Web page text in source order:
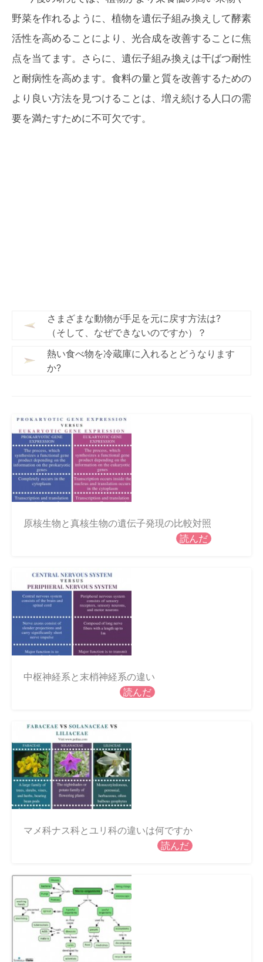
野菜を作れるように、植物を遺伝子組み換えして酵素
活性を高めることにより、光合成を改善することに焦
点を当てます。さらに、遺伝子組み換えは干ばつ耐性
と耐病性を高めます。食料の量と質を改善するための
より良い方法を見つけることは、増え続ける人口の需
要を満たすために不可欠です。
さまざまな動物が手足を元に戻す方法は?
（そして、なぜできないのですか）？
熱い食べ物を冷蔵庫に入れるとどうなります
か?
原核生物と真核生物の遺伝子発現の比較対照
読んだ
中枢神経系と末梢神経系の違い
読んだ
マメ科ナス科とユリ科の違いは何ですか
読んだ